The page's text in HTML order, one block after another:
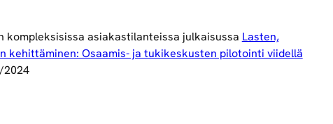
kompleksisissa asiakastilanteissa julkaisussa Lasten,
kehittäminen: Osaamis- ja tukikeskusten pilotointi viidellä
2024